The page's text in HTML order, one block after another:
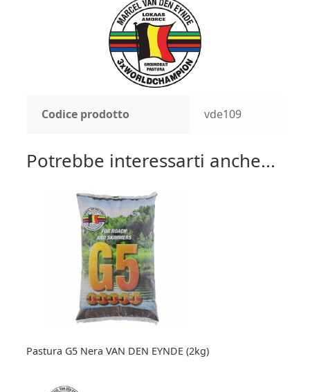
Codice prodotto vde109
Potrebbe interessarti anche...
Pastura G5 Nera VAN DEN EYNDE (2kg)